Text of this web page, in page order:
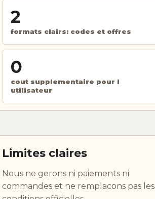
2
formats clairs: codes et offres
0
cout supplementaire pour l
utilisateur
Limites claires
Nous ne gerons ni paiements ni
commandes et ne remplacons pas les